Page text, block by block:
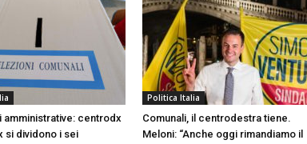
amministrative: centrodx
si dividono i sei
Politica Italia
Comunali, il centrodestra tiene.
Meloni: “Anche oggi rimandiamo il